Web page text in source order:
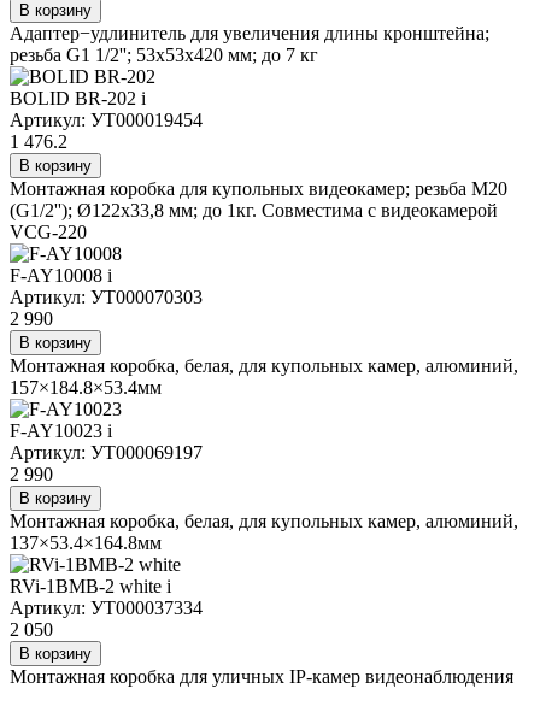
В корзину
Адаптер−удлинитель для увеличения длины кронштейна;
резьба G1 1/2''; 53x53x420 мм; до 7 кг
BOLID BR-202 i
Артикул: УТ000019454
1 476.2
В корзину
Монтажная коробка для купольных видеокамер; резьба M20
(G1/2''); Ø122х33,8 мм; до 1кг. Совместима с видеокамерой
VCG-220
F-AY10008 i
Артикул: УТ000070303
2 990
В корзину
Монтажная коробка, белая, для купольных камер, алюминий,
157×184.8×53.4мм
F-AY10023 i
Артикул: УТ000069197
2 990
В корзину
Монтажная коробка, белая, для купольных камер, алюминий,
137×53.4×164.8мм
RVi-1BMB-2 white i
Артикул: УТ000037334
2 050
В корзину
Монтажная коробка для уличных IP-камер видеонаблюдения